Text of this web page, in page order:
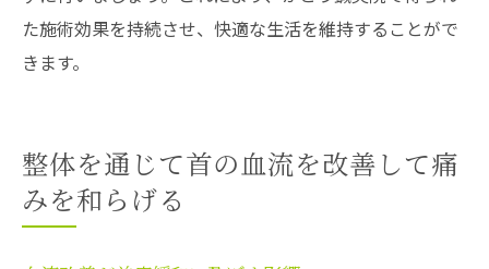
た施術効果を持続させ、快適な生活を維持することがで
きます。
整体を通じて首の血流を改善して痛
みを和らげる